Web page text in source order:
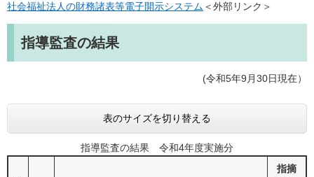
社会福祉法人の財務諸表等電子開示システム ＜外部リンク＞
指導監査の結果
(令和5年9月30日現在）
表のサイズを切り替える
指導監査の結果 令和4年度実施分
指摘